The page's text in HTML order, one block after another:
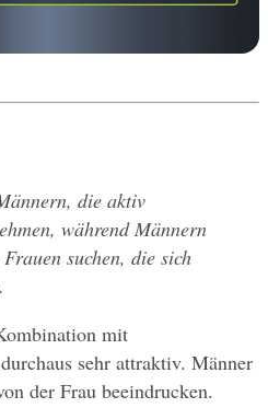
die aktiv
während Männern
suchen, die sich
mit
sehr attraktiv. Männer
der Frau beeindrucken.